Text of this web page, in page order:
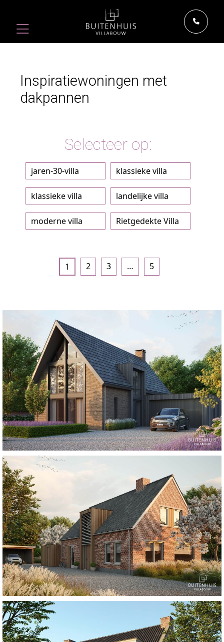
Inspiratiewoningen met
dakpannen
Selecteer op:
jaren-30-villa klassieke villa
klassieke villa landelijke villa
moderne villa Rietgedekte Villa
1 2 3 … 5